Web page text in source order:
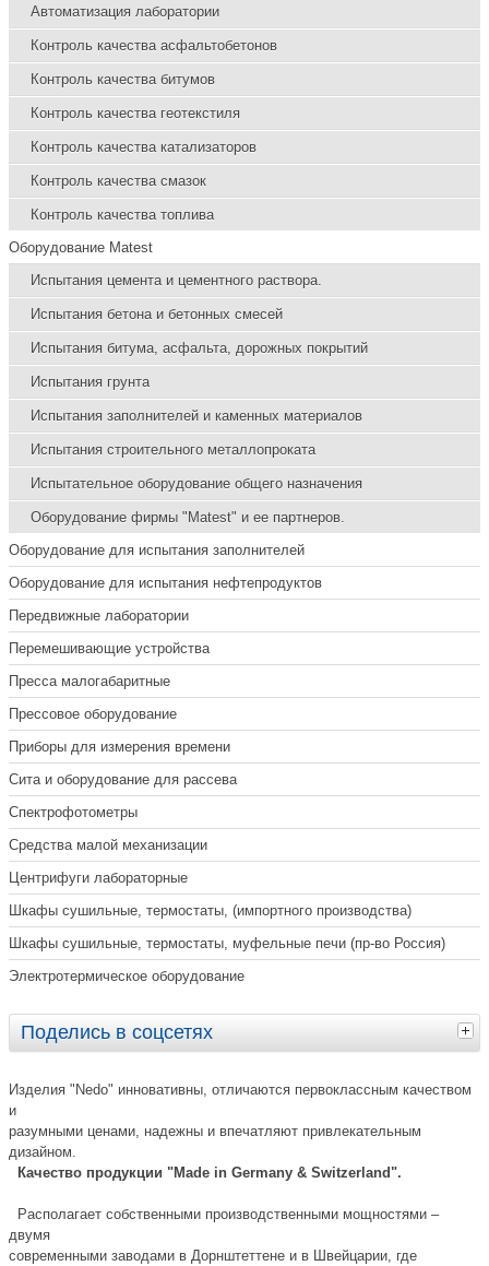
Автоматизация лаборатории
Контроль качества асфальтобетонов
Контроль качества битумов
Контроль качества геотекстиля
Контроль качества катализаторов
Контроль качества смазок
Контроль качества топлива
Оборудование Matest
Испытания цемента и цементного раствора.
Испытания бетона и бетонных смесей
Испытания битума, асфальта, дорожных покрытий
Испытания грунта
Испытания заполнителей и каменных материалов
Испытания строительного металлопроката
Испытательное оборудование общего назначения
Оборудование фирмы "Matest" и ее партнеров.
Оборудование для испытания заполнителей
Оборудование для испытания нефтепродуктов
Передвижные лаборатории
Перемешивающие устройства
Пресса малогабаритные
Прессовое оборудование
Приборы для измерения времени
Сита и оборудование для рассева
Спектрофотометры
Средства малой механизации
Центрифуги лабораторные
Шкафы сушильные, термостаты, (импортного производства)
Шкафы сушильные, термостаты, муфельные печи (пр-во Россия)
Электротермическое оборудование
Поделись в соцсетях
Изделия "Nedo" инновативны, отличаются первоклассным качеством
и
разумными ценами, надежны и впечатляют привлекательным
дизайном.
Качество продукции "Made in Germany & Switzerland".
Располагает собственными производственными мощностями –
двумя
современными заводами в Дорнштеттене и в Швейцарии, где